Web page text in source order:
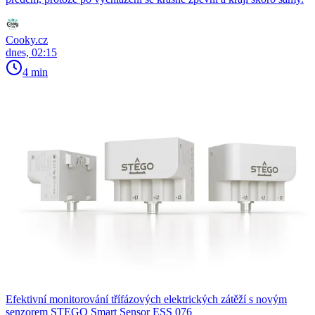
Cooky.cz
dnes, 02:15
4 min
Efektivní monitorování třífázových elektrických zátěží s novým
senzorem STEGO Smart Sensor ESS 076